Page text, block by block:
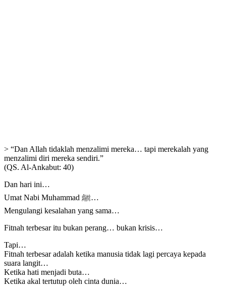
> “Dan Allah tidaklah menzalimi mereka… tapi merekalah yang
menzalimi diri mereka sendiri.”
(QS. Al-Ankabut: 40)
Dan hari ini…
Umat Nabi Muhammad ﷺ…
Mengulangi kesalahan yang sama…
Fitnah terbesar itu bukan perang… bukan krisis…
Tapi…
Fitnah terbesar adalah ketika manusia tidak lagi percaya kepada
suara langit…
Ketika hati menjadi buta…
Ketika akal tertutup oleh cinta dunia…